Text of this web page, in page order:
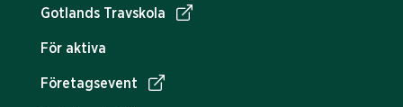
Gotlands Travskola
För aktiva
Företagsevent